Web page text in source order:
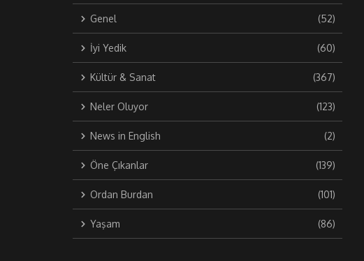
Genel (52)
İyi Yedik (60)
Kültür & Sanat (367)
Neler Oluyor (123)
News in English (2)
Öne Çıkanlar (139)
Ordan Burdan (101)
Yaşam (86)